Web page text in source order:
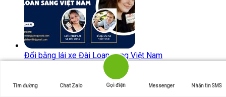
Đổi bằng lái xe Đài Loan sang Việt Nam
Bài viết được đánh giá cao
Tìm đường Chat Zalo Gọi điện Messenger Nhắn tin SMS